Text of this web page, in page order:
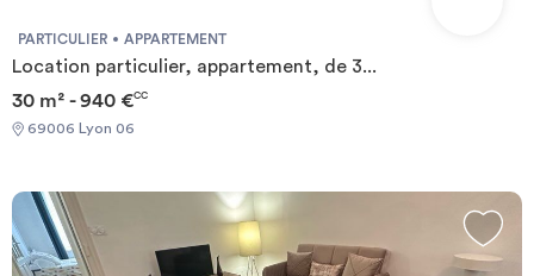
PARTICULIER APPARTEMENT
Location particulier, appartement, de 3...
30 m² - 940 €CC
69006 Lyon 06